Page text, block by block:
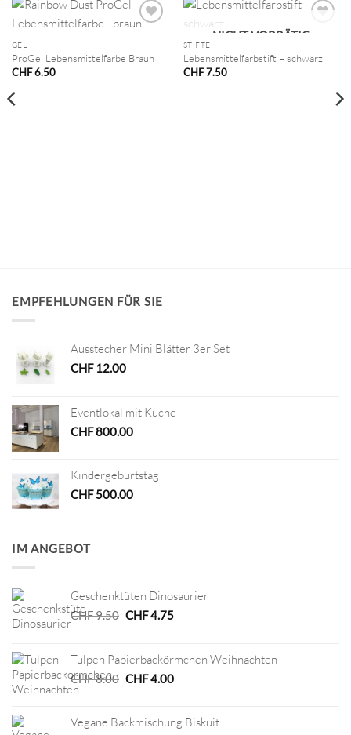
GEL
ProGel Lebensmittelfarbe Braun
CHF6.50
NICHT VORRÄTIG
STIFTE
Lebensmittelfarbstift – schwarz
CHF7.50
EMPFEHLUNGEN FÜR SIE
Ausstecher Mini Blätter 3er Set
CHF12.00
Eventlokal mit Küche
CHF800.00
Kindergeburtstag
CHF500.00
IM ANGEBOT
Geschenktüten Dinosaurier
CHF9.50 Ursprünglicher
CHF 9.50
CHF4.75Aktueller
CHF 4.75.
Tulpen Papierbackörmchen Weihnachten
CHF8.00 Ursprünglicher
CHF 8.00
CHF4.00Aktueller
CHF 4.00.
Vegane Backmischung Biskuit